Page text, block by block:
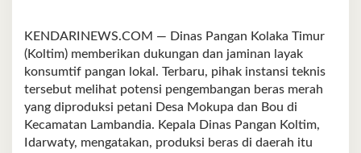
KENDARINEWS.COM — Dinas Pangan Kolaka Timur
(Koltim) memberikan dukungan dan jaminan layak
konsumtif pangan lokal. Terbaru, pihak instansi teknis
tersebut melihat potensi pengembangan beras merah
yang diproduksi petani Desa Mokupa dan Bou di
Kecamatan Lambandia. Kepala Dinas Pangan Koltim,
Idarwaty, mengatakan, produksi beras di daerah itu